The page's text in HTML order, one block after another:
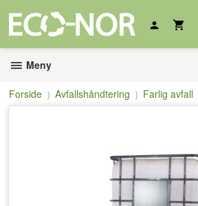
innholdet
Meny
Forside Avfallshåndtering Farlig avfall